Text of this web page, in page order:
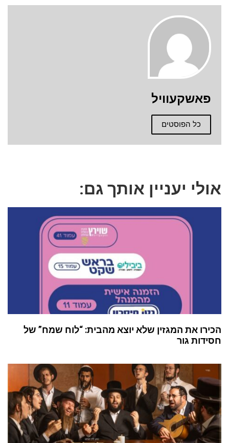
פאשקעוויל
כל הפוסטים
אולי יעניין אותך גם:
הכירו את המגזין שלא יוצא מהבית: “לוח שמח” של
חסידות גור